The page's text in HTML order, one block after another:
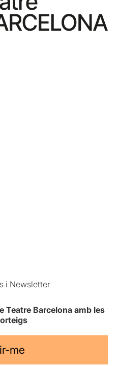
i Newsletter
Teatre Barcelona amb les
me